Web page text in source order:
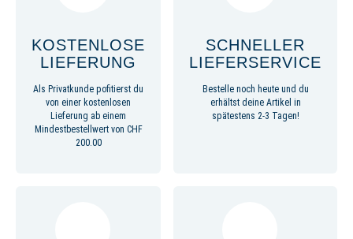
KOSTENLOSE
LIEFERUNG
Als Privatkunde pofitierst du
von einer kostenlosen
Lieferung ab einem
Mindestbestellwert von CHF
200.00
SCHNELLER
LIEFERSERVICE
Bestelle noch heute und du
erhältst deine Artikel in
spätestens 2-3 Tagen!